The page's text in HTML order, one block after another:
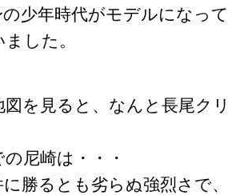
少年時代がモデルになっ
した。
図を見ると、なんと長尾ク
尼崎は・・・
に勝るとも劣らぬ強烈さで